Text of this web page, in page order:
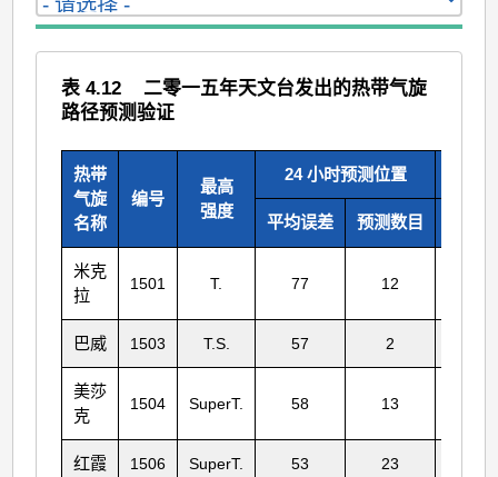
表 4.12 二零一五年天文台发出的热带气旋
路径预测验证
热带
气旋
名称
编号
最高
强度
24 小时预测位置
平均误差 预测数目
米克
拉
1501 T. 77 12
巴威 1503 T.S. 57 2
美莎
克
1504 SuperT. 58 13
红霞 1506 SuperT. 53 23